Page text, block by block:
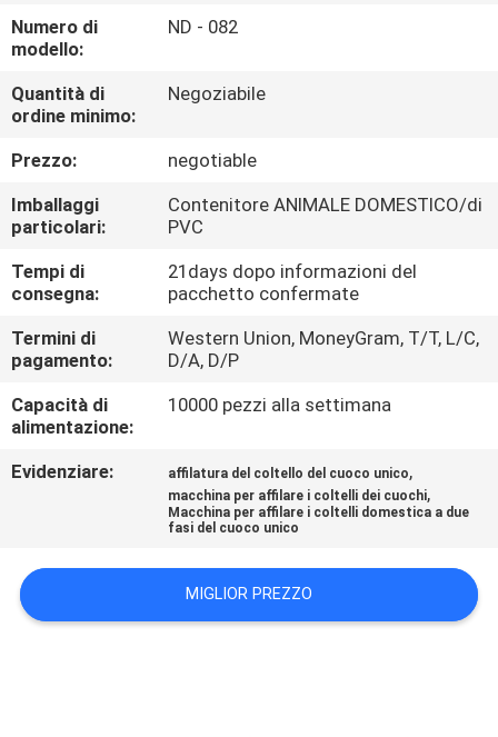
VISITA
DELLA
FABBRICA
CONTROLLO
DELLA
QUALITÀ
CONTATTACI
NOTIZIE
CASI
UN
PREVENTIVO
Numero di
modello:
ND - 082
Quantità di
ordine minimo:
Negoziabile
Prezzo:
negotiable
Imballaggi
particolari:
Contenitore ANIMALE DOMESTICO/di
PVC
Tempi di
consegna:
21days dopo informazioni del
pacchetto confermate
Termini di
pagamento:
Western Union, MoneyGram, T/T, L/C,
D/A, D/P
Capacità di
alimentazione:
10000 pezzi alla settimana
Evidenziare: affilatura del coltello del cuoco unico,
macchina per affilare i coltelli dei cuochi,
Macchina per affilare i coltelli domestica a due
fasi del cuoco unico
MIGLIOR PREZZO